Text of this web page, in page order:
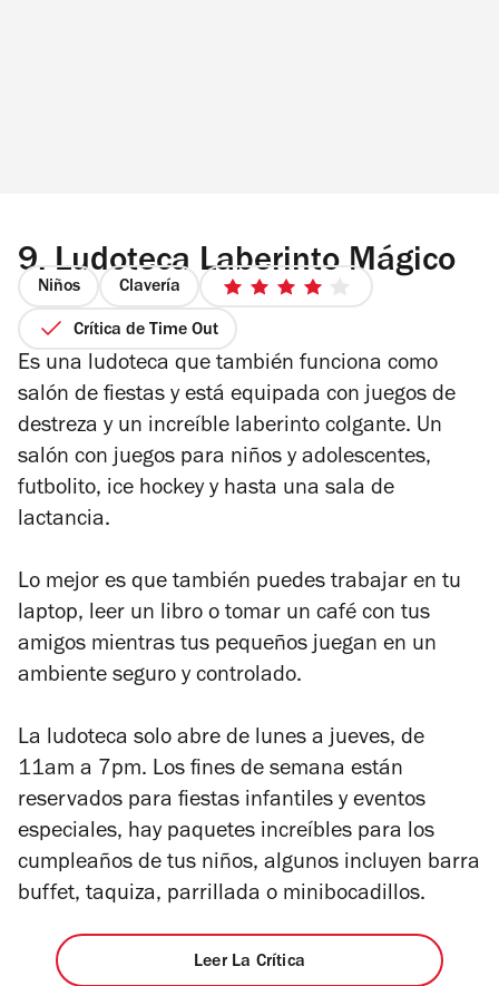
9. Ludoteca Laberinto Mágico
Niños Clavería
4
Crítica de Time Out
Es una ludoteca que también funciona como
salón de fiestas y está equipada con juegos de
destreza y un increíble laberinto colgante. Un
salón con juegos para niños y adolescentes,
futbolito, ice hockey y hasta una sala de
lactancia.
Lo mejor es que también puedes trabajar en tu
laptop, leer un libro o tomar un café con tus
amigos mientras tus pequeños juegan en un
ambiente seguro y controlado.
La ludoteca solo abre de lunes a jueves, de
11am a 7pm. Los fines de semana están
reservados para fiestas infantiles y eventos
especiales, hay paquetes increíbles para los
cumpleaños de tus niños, algunos incluyen barra
buffet, taquiza, parrillada o minibocadillos.
Leer La Crítica